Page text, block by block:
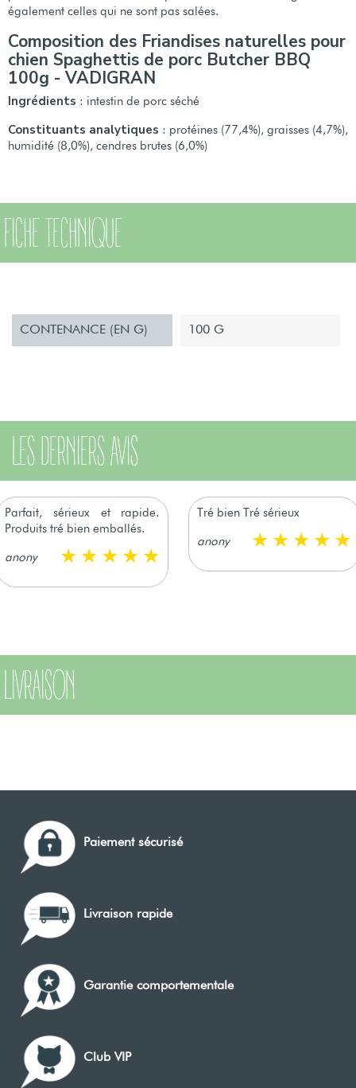
également celles qui ne sont pas salées.
Composition des Friandises naturelles pour
chien Spaghettis de porc Butcher BBQ
100g - VADIGRAN
Ingrédients : intestin de porc séché
Constituants analytiques : protéines (77,4%), graisses (4,7%),
humidité (8,0%), cendres brutes (6,0%)
FICHE TECHNIQUE
CONTENANCE (EN G) 100 G
LES DERNIERS AVIS
Parfait, sérieux et rapide.
Produits tré bien emballés.
anony
Tré bien Tré sérieux
anony
LIVRAISON
Paiement sécurisé
Livraison rapide
Garantie comportementale
Club VIP